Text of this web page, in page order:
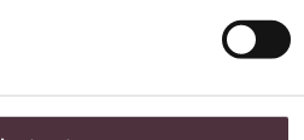
45 cm
57 cm